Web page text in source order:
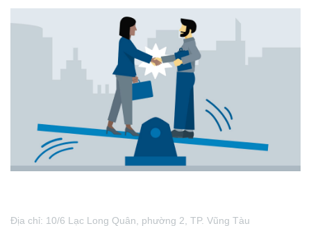
Địa chỉ: 10/6 Lạc Long Quân, phường 2, TP. Vũng Tàu